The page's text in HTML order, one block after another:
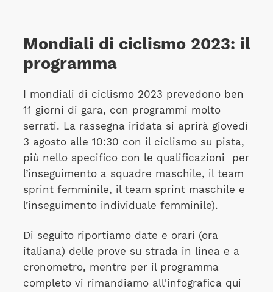
Mondiali di ciclismo 2023: il
programma
I mondiali di ciclismo 2023 prevedono ben
11 giorni di gara, con programmi molto
serrati. La rassegna iridata si aprirà giovedì
3 agosto alle 10:30 con il ciclismo su pista,
più nello specifico con le qualificazioni
per
l’inseguimento a squadre maschile, il team
sprint femminile, il team sprint maschile e
l’inseguimento individuale femminile).
Di seguito riportiamo date e orari (ora
italiana) delle prove su strada in linea e a
cronometro, mentre per il programma
completo vi rimandiamo all'infografica qui